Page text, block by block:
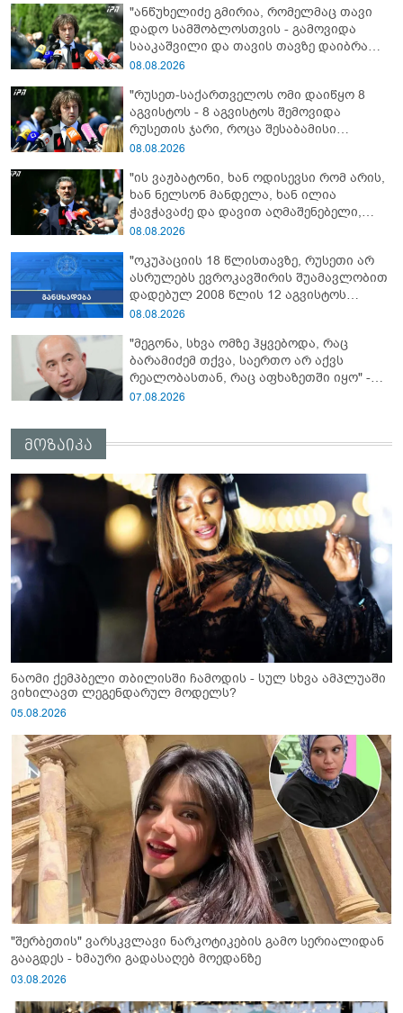
"ანწუხელიძე გმირია, რომელმაც თავი
დადო სამშობლოსთვის - გამოვიდა
სააკაშვილი და თავის თავზე დაიბრალა
ანწუხელიძის გმირობა, სამარცხვინო
სააკაშვილისთვის შეგინებას თუ რაღაც
ამგვარს სთხოვდნენ მას"
08.08.2026
"რუსეთ-საქართველოს ომი დაიწყო 8
აგვისტოს - 8 აგვისტოს შემოვიდა
რუსეთის ჯარი, როცა შესაბამისი
განცხადება გააკეთა რუსეთის
რაც მოხდა, ეს იყო ის, რომ სააკაშვილის
რეჟიმმა დაბომბა ცხინვალი"
08.08.2026
"ის ვაჟბატონი, ხან ოდისევსი რომ არის,
ხან ნელსონ მანდელა, ხან ილია
ჭავჭავაძე და დავით აღმაშენებელი,
სინამდვილეში, ერთი საცოდავი,
08.08.2026
"ოკუპაციის 18 წლისთავზე, რუსეთი არ
ასრულებს ევროკავშირის შუამავლობით
დადებულ 2008 წლის 12 აგვისტოს
ცეცხლის შეწყვეტის შეთანხმებას - მეტიც,
კონტროლს ოკუპირებულ რეგიონებში"
08.08.2026
"მეგონა, სხვა ომზე ჰყვებოდა, რაც
ბარამიძემ თქვა, საერთო არ აქვს
რეალობასთან, რაც აფხაზეთში იყო" -
პაატა ზაქარეიშვილის შეფასება
07.08.2026
მოზაიკა
ნაომი ქემპბელი თბილისში ჩამოდის - სულ სხვა ამპლუაში
ვიხილავთ ლეგენდარულ მოდელს?
05.08.2026
"შერბეთის" ვარსკვლავი ნარკოტიკების გამო სერიალიდან
გააგდეს - ხმაური გადასაღებ მოედანზე
03.08.2026